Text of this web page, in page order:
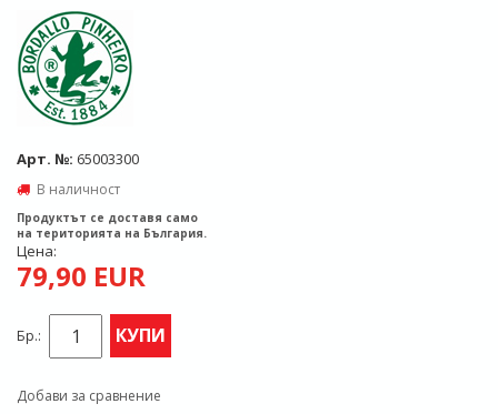
Арт. №: 65003300
В наличност
Продуктът се доставя само
на територията на България.
Цена:
79,90 EUR
Бр.: КУПИ
Добави за сравнение